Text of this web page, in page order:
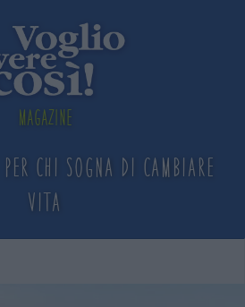
Magazine
chi sogna di cambiare
vita